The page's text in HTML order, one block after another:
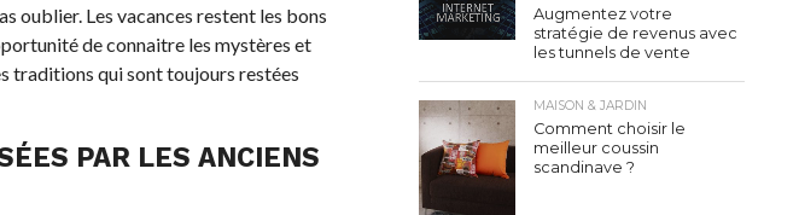
oublier. Les vacances restent les bons
de connaitre les mystères et
traditions qui sont toujours restées
PAR LES ANCIENS
Augmentez votre
stratégie de revenus avec
les tunnels de vente
MAISON & JARDIN
Comment choisir le
meilleur coussin
scandinave ?